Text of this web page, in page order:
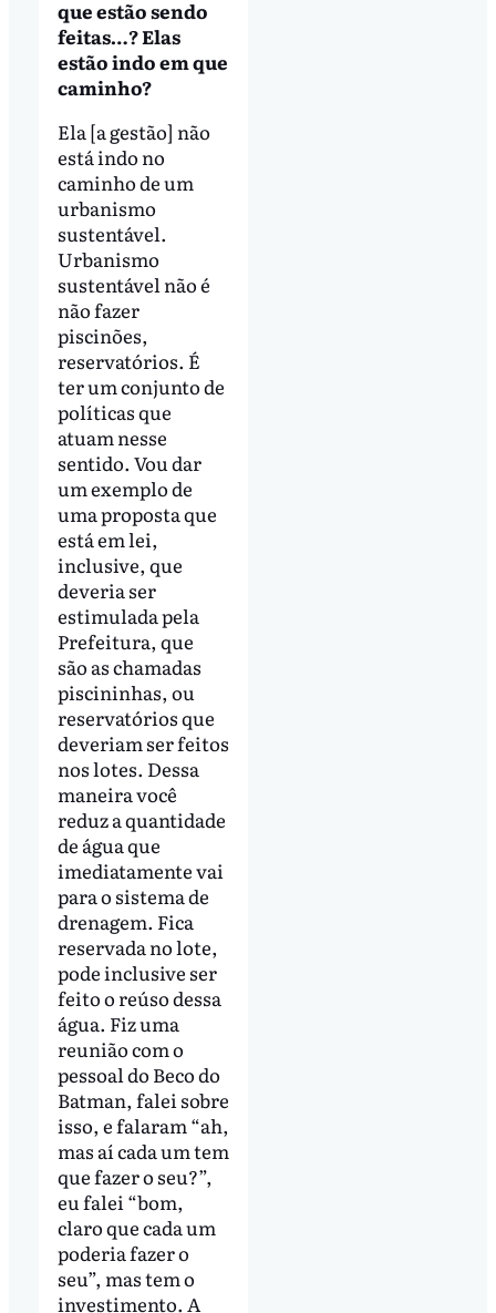
que estão sendo
feitas…? Elas
estão indo em que
caminho?
Ela [a gestão] não
está indo no
caminho de um
urbanismo
sustentável.
Urbanismo
sustentável não é
não fazer
piscinões,
reservatórios. É
ter um conjunto de
políticas que
atuam nesse
sentido. Vou dar
um exemplo de
uma proposta que
está em lei,
inclusive, que
deveria ser
estimulada pela
Prefeitura, que
são as chamadas
piscininhas, ou
reservatórios que
deveriam ser feitos
nos lotes. Dessa
maneira você
reduz a quantidade
de água que
imediatamente vai
para o sistema de
drenagem. Fica
reservada no lote,
pode inclusive ser
feito o reúso dessa
água. Fiz uma
reunião com o
pessoal do Beco do
Batman, falei sobre
isso, e falaram “ah,
mas aí cada um tem
que fazer o seu?”,
eu falei “bom,
claro que cada um
poderia fazer o
seu”, mas tem o
investimento. A